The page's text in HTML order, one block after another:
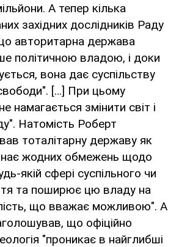
А тепер кілька
західних дослідників Раду
авторитарна держава
політичною владою, і доки
вона дає суспільству
[…] При цьому
намагається змінити світ і
Натомість Роберт
тоталітарну державу як
жодних обмежень щодо
якій сфері суспільного чи
та поширює цю владу на
що вважає можливою". А
що офіційно
"проникає в найглибші